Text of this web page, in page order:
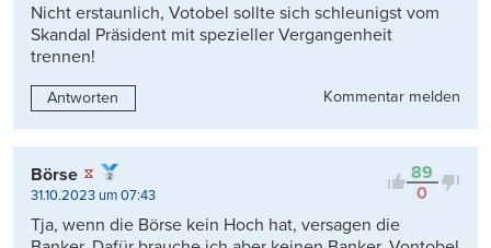
Nicht erstaunlich, Votobel sollte sich schleunigst vom
Skandal Präsident mit spezieller Vergangenheit
trennen!
Antworten Kommentar melden
89
0
Börse
31.10.2023 um 07:43
Tja, wenn die Börse kein Hoch hat, versagen die